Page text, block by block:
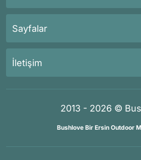
Sayfalar
İletişim
2013 - 2026 ©
Bushlove Bir Ersin Outdoor